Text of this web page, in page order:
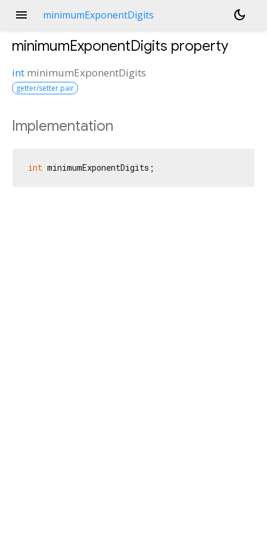
menu minimumExponentDigits dark_mode
minimumExponentDigits property
int minimumExponentDigits
getter/setter pair
Implementation
int minimumExponentDigits;